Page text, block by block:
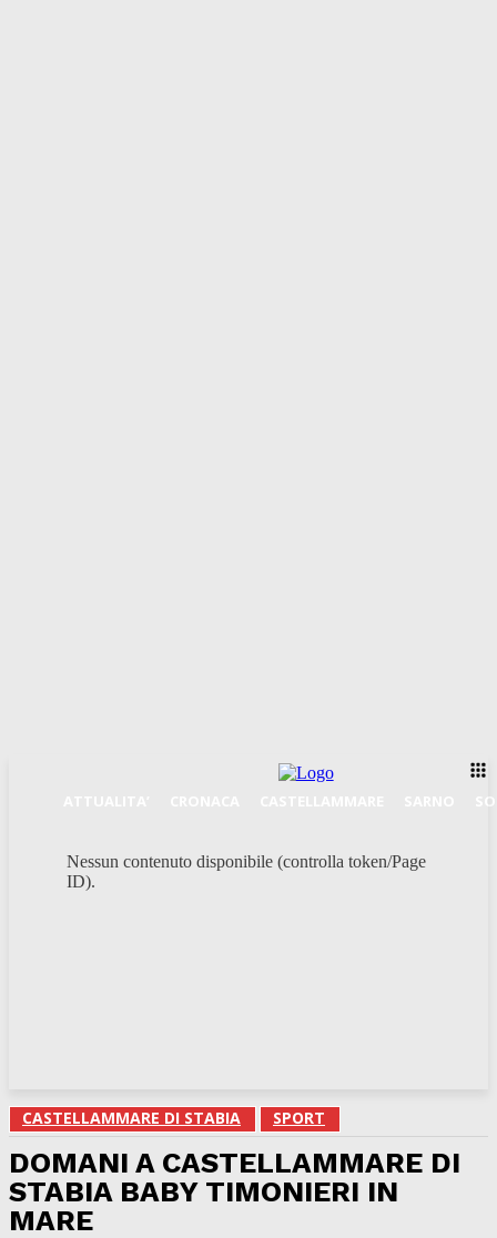
Nessun contenuto disponibile (controlla token/Page
ID).
CASTELLAMMARE DI STABIA SPORT
DOMANI A CASTELLAMMARE DI
STABIA BABY TIMONIERI IN
MARE